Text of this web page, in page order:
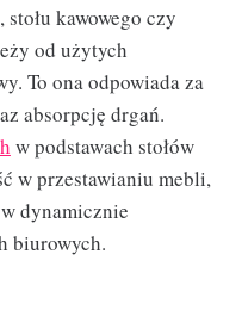
kawowego czy
od użytych
To ona odpowiada za
absorpcję drgań.
w podstawach stołów
w przestawianiu mebli,
dynamicznie
biurowych.